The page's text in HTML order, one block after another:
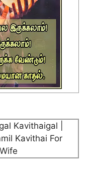
Kavithaigal |
Kavithai For